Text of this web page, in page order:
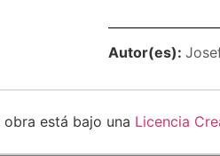
Autor(es):
obra está bajo una Licencia